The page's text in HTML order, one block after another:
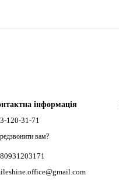
інформація
120-31-71
вам?